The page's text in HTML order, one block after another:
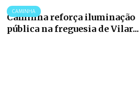
CAMINHA
Caminha reforça iluminação
pública na freguesia de Vilar...